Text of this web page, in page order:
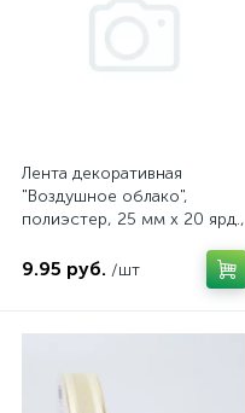
Лента декоративная
"Воздушное облако",
полиэстер, 25 мм х 20 ярд.,
4640108863648
9.95 руб. /шт